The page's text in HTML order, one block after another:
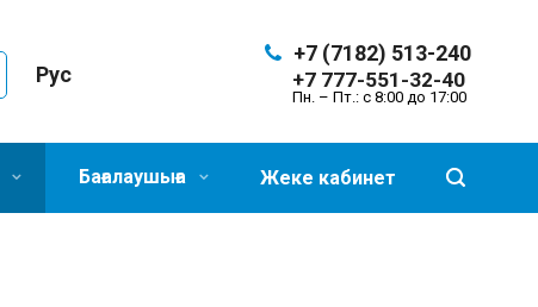
Рус
+7 (7182) 513-240
+7 777-551-32-40
Пн. – Пт.: с 8:00 до 17:00
Жеке кабинет
Бағалаушыға